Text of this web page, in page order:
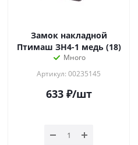
Замок накладной
Птимаш ЗН4-1 медь (18)
Много
Артикул: 00235145
633₽/шт